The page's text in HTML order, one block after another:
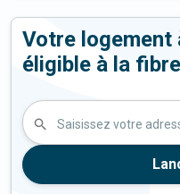
Votre logement
éligible à la
Saisissez votre